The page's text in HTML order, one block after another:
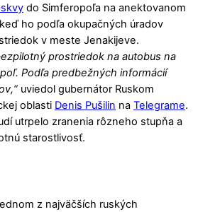
do Simferopoľa na anektovanom
ho podľa okupačných úradov
v meste Jenakijeve.
prostriedok na autobus na
Podľa predbežných informácií
uviedol gubernátor Ruskom
oblasti Denis Pušilin na Telegrame.
utrpelo zranenia rôzneho stupňa a
starostlivosť.
z najväčších ruských